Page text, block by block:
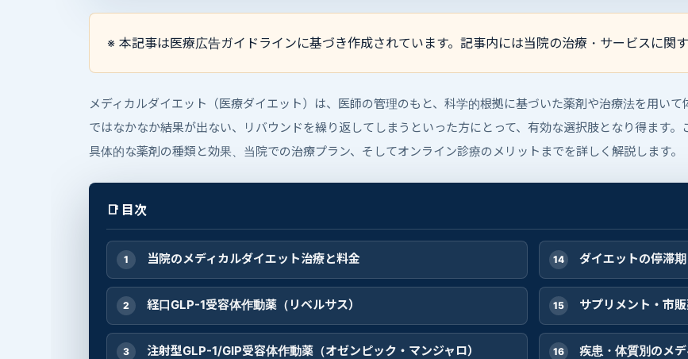
※ 本記事は医療広告ガイドラインに基づき作成されています。記事内には当院の治療・サービスに関す
メディカルダイエット（医療ダイエット）は、医師の管理のもと、科学的根拠に基づいた薬剤や治療法を用い
ではなかなか結果が出ない、リバウンドを繰り返してしまうといった方にとって、有効な選択肢となり得ます。
具体的な薬剤の種類と効果、当院での治療プラン、そしてオンライン診療のメリットまでを詳しく解説します。
📑 目次
当院のメディカルダイエット治療と料金
経口GLP-1受容体作動薬（リベルサス）
注射型GLP-1/GIP受容体作動薬（オゼンピック・マンジャロ）
ダイエットの停滞
サプリメント・市
疾患・体質別のメ